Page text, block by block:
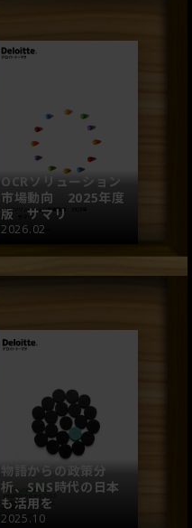
OCRソリューション
市場動向 2025年度
版 サマリ
2026.02
物語からの政策分
析、SNS時代の日本
も活用を
2025.10